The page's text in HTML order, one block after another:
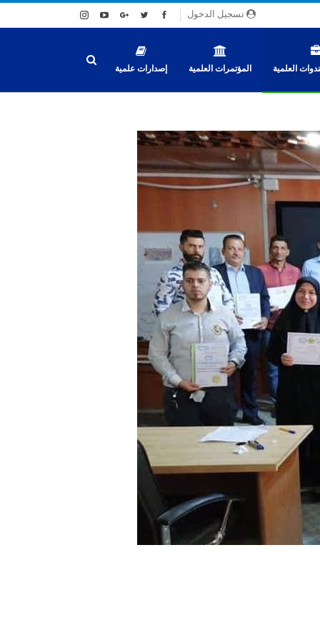
تسجيل الدخول
العلمية المؤتمرات العلمية إصدارات علمية